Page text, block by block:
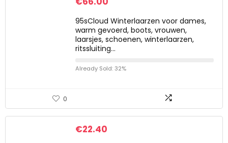
95sCloud Winterlaarzen voor dames,
warm gevoerd, boots, vrouwen,
laarsjes, schoenen, winterlaarzen,
ritssluiting…
Already Sold: 32%
0
€22.40